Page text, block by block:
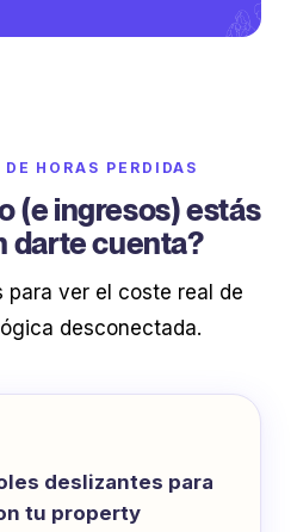
HORAS PERDIDAS
(e ingresos) estás
darte cuenta?
para ver el coste real de
desconectada.
deslizantes para
tu property